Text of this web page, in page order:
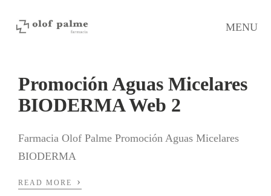
MENU
Promoción Aguas Micelares
BIODERMA Web 2
Farmacia Olof Palme Promoción Aguas Micelares
BIODERMA
READ MORE ›